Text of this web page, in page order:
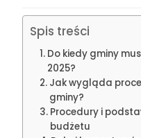
Spis treści
Do kiedy gminy
2025?
Jak wygląda
gminy?
Procedury i
budżetu